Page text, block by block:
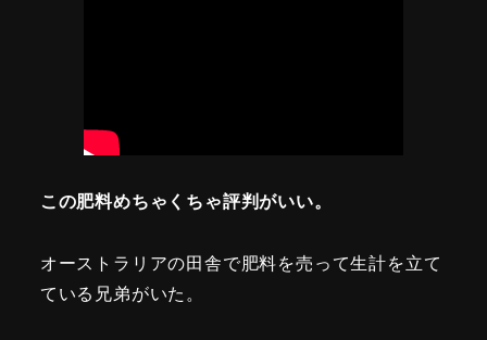
この肥料めちゃくちゃ評判がいい。
オーストラリアの田舎で肥料を売って生計を立て
ている兄弟がいた。